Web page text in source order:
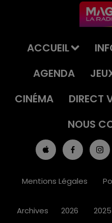
ACCUEIL
AGENDA
CINÉMA
DIRECT
NOUS
Mentions Légales
Archives 2026 2025